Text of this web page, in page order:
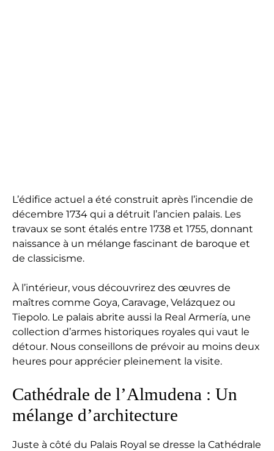
L’édifice actuel a été construit après l’incendie de
décembre 1734 qui a détruit l’ancien palais. Les
travaux se sont étalés entre 1738 et 1755, donnant
naissance à un mélange fascinant de baroque et
de classicisme.
À l’intérieur, vous découvrirez des œuvres de
maîtres comme Goya, Caravage, Velázquez ou
Tiepolo. Le palais abrite aussi la Real Armería, une
collection d’armes historiques royales qui vaut le
détour. Nous conseillons de prévoir au moins deux
heures pour apprécier pleinement la visite.
Cathédrale de l’Almudena : Un
mélange d’architecture
Juste à côté du Palais Royal se dresse la Cathédrale